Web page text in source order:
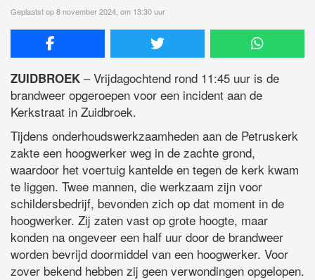
Geplaatst op 8 november 2024, om 13:30 uur
ZUIDBROEK – Vrijdagochtend rond 11:45 uur is de
brandweer opgeroepen voor een incident aan de
Kerkstraat in Zuidbroek.
Tijdens onderhoudswerkzaamheden aan de Petruskerk
zakte een hoogwerker weg in de zachte grond,
waardoor het voertuig kantelde en tegen de kerk kwam
te liggen. Twee mannen, die werkzaam zijn voor
schildersbedrijf, bevonden zich op dat moment in de
hoogwerker. Zij zaten vast op grote hoogte, maar
konden na ongeveer een half uur door de brandweer
worden bevrijd doormiddel van een hoogwerker. Voor
zover bekend hebben zij geen verwondingen opgelopen.